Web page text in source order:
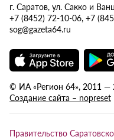
г. Саратов, ул. Сакко и
+7 (8452) 72-10-06, +7
sog@gazeta64.ru
© ИА «Регион 64», 2011
Создание сайта – nopreset
Правительство